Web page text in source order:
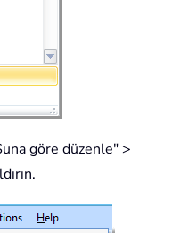
göre düzenle" >